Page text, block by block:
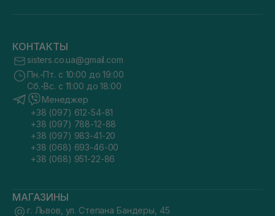
КОНТАКТЫ
sisters.co.ua@gmail.com
Пн.-Пт. с 10:00 до 19:00
Сб.-Вс. с 11:00 до 18:00
Менеджер
+38 (097) 612-54-81
+38 (097) 788-12-88
+38 (097) 983-41-20
+38 (068) 693-46-00
+38 (068) 951-22-86
МАГАЗИНЫ
г. Львов, ул. Степана Бандеры, 45